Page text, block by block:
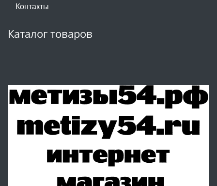
Контакты
Каталог товаров